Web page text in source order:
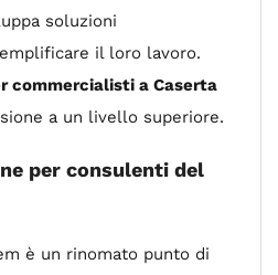
soluzioni
il loro lavoro.
commercialisti a Caserta
a un livello superiore.
per consulenti del
è un rinomato punto di